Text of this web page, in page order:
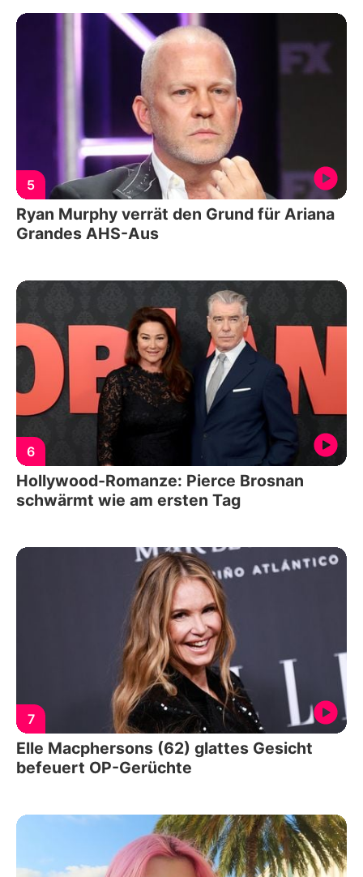
5
Ryan Murphy verrät den Grund für Ariana
Grandes AHS-Aus
6
Hollywood-Romanze: Pierce Brosnan
schwärmt wie am ersten Tag
7
Elle Macphersons (62) glattes Gesicht
befeuert OP-Gerüchte